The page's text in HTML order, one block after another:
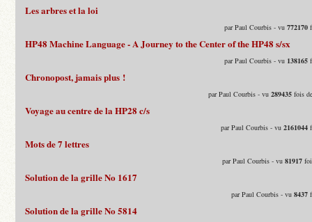
Les arbres et la loi
par Paul Courbis - vu772170
HP48 Machine Language - A Journey to the Center of the HP48 s/sx
par Paul Courbis - vu 138165
Chronopost, jamais plus !
par Paul Courbis - vu289435 fois
Voyage au centre de la HP28 c/s
par Paul Courbis - vu2161044
Mots de 7 lettres
par Paul Courbis - vu81917
Solution de la grille No 1617
par Paul Courbis - vu8437
Solution de la grille No 5814